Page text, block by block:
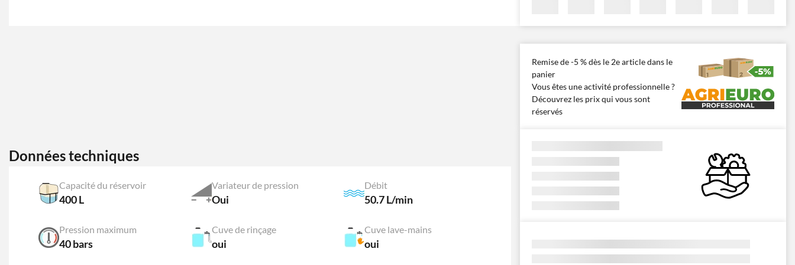
Données techniques
Capacité du réservoir
400 L
Variateur de pression
Oui
Débit
50.7 L/min
Pression maximum
40 bars
Cuve de rinçage
oui
Cuve lave-mains
oui
Remise de -5 % dès le 2e article dans le
panier
Vous êtes une activité professionnelle ?
Découvrez les prix qui vous sont
réservés